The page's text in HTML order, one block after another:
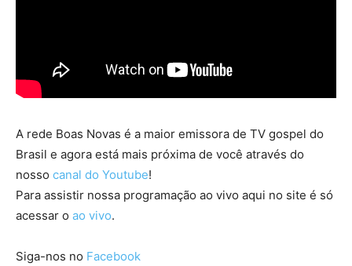
A rede Boas Novas é a maior emissora de TV gospel do
Brasil e agora está mais próxima de você através do
nosso canal do Youtube!
Para assistir nossa programação ao vivo aqui no site é só
acessar o ao vivo.
Siga-nos no Facebook